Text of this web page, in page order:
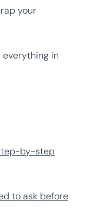
your
everything in
by-step
to ask before